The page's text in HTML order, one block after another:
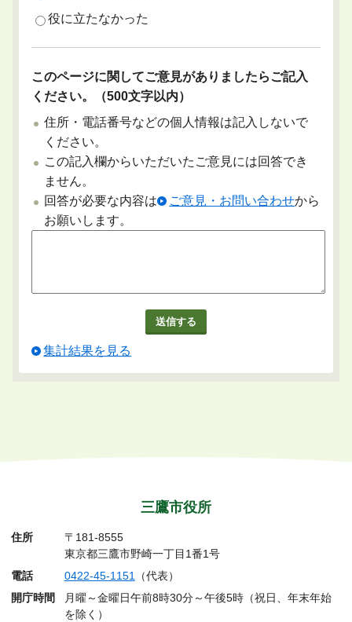
役に立たなかった
このページに関してご意見がありましたらご記入
ください。（500文字以内）
住所・電話番号などの個人情報は記入しないで
ください。
この記入欄からいただいたご意見には回答でき
ません。
回答が必要な内容は
ご意見・お問い合わせから
お願いします。
集計結果を見る
三鷹市役所
住所
〒181-8555
東京都三鷹市野崎一丁目1番1号
電話
0422-45-1151（代表）
開庁時間
月曜～金曜日午前8時30分～午後5時（祝日、年末年始
を除く）